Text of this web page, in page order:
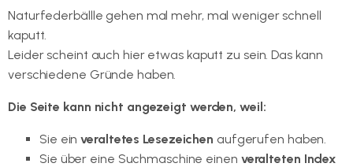
Naturfederbällle gehen mal mehr, mal weniger schnell
kaputt.
Leider scheint auch hier etwas kaputt zu sein. Das kann
verschiedene Gründe haben.
Die Seite kann nicht angezeigt werden, weil:
Sie einveraltetes Lesezeichen aufgerufen haben.
Sie über eine Suchmaschine einen veralteten Index